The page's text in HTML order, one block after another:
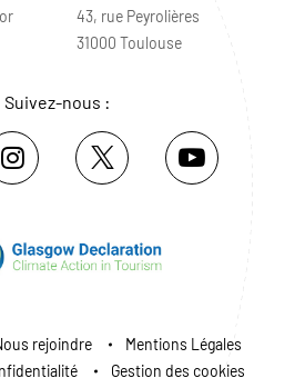
43, rue Peyrolières
31000 Toulouse
Suivez-nous :
rejoindre
Mentions Légales
Gestion des cookies